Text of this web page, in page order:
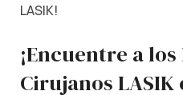
LASIK!
¡Encuentre a
Cirujanos LASIK